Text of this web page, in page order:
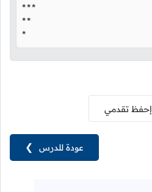
***
**
*
عودة للدرس ❯
إحفظ تقدمي